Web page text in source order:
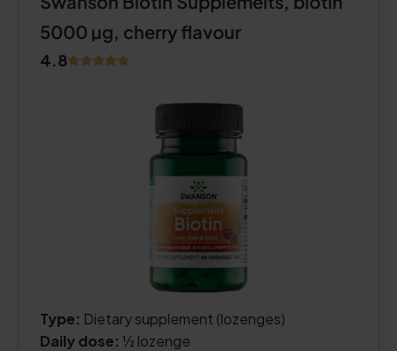
5000 µg, cherry flavour
4.8
Type: Dietary supplement (lozenges)
Daily dose: ½ lozenge